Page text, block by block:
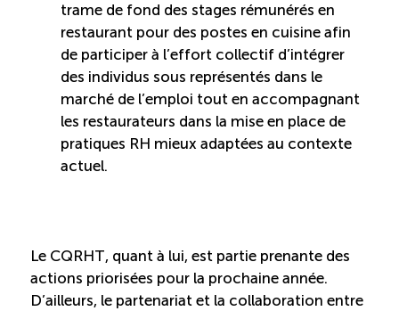
trame de fond des stages rémunérés en
restaurant pour des postes en cuisine afin
de participer à l’effort collectif d’intégrer
des individus sous représentés dans le
marché de l’emploi tout en accompagnant
les restaurateurs dans la mise en place de
pratiques RH mieux adaptées au contexte
actuel.
Le CQRHT, quant à lui, est partie prenante des
actions priorisées pour la prochaine année.
D’ailleurs, le partenariat et la collaboration entre